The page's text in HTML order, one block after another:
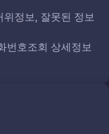
정보, 잘못된 정보
번호조회 상세정보